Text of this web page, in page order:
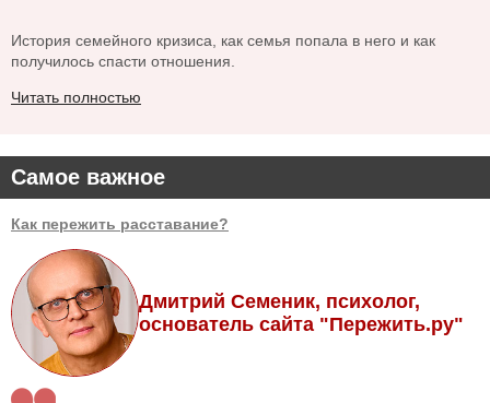
Самое важное
Как пережить расставание?
Дмитрий Семеник, психолог,
основатель сайта "Пережить.ру"
История семейного кризиса, как семья попала в него и как
получилось спасти отношения.
Читать полностью